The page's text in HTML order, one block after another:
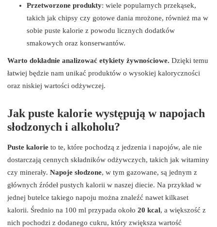
Przetworzone produkty: wiele popularnych przekąsek,
takich jak chipsy czy gotowe dania mrożone, również ma w
sobie puste kalorie z powodu licznych dodatków
smakowych oraz konserwantów.
Warto dokładnie analizować etykiety żywnościowe. Dzięki temu
łatwiej będzie nam unikać produktów o wysokiej kaloryczności
oraz niskiej wartości odżywczej.
Jak puste kalorie występują w napojach
słodzonych i alkoholu?
Puste kalorie to te, które pochodzą z jedzenia i napojów, ale nie
dostarczają cennych składników odżywczych, takich jak witaminy
czy minerały. Napoje słodzone, w tym gazowane, są jednym z
głównych źródeł pustych kalorii w naszej diecie. Na przykład w
jednej butelce takiego napoju można znaleźć nawet kilkaset
kalorii. Średnio na 100 ml przypada około 20 kcal, a większość z
nich pochodzi z dodanego cukru, który zwiększa wartość